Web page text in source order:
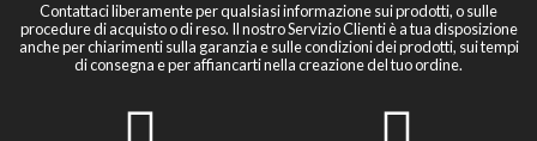
Contattaci liberamente per qualsiasi informazione sui prodotti, o sulle
procedure di acquisto o di reso. Il nostro Servizio Clienti è a tua disposizione
anche per chiarimenti sulla garanzia e sulle condizioni dei prodotti, sui tempi
di consegna e per affiancarti nella creazione del tuo ordine.